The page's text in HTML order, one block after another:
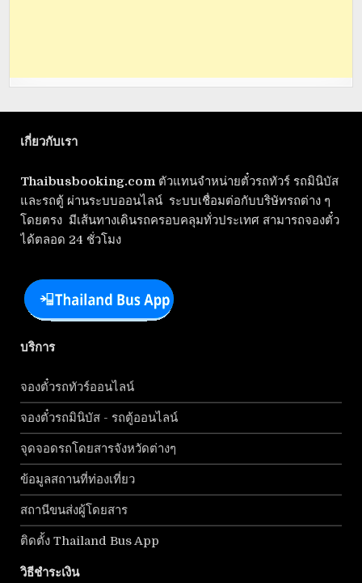
เกี่ยวกับเรา
Thaibusbooking.com ตัวแทนจำหน่ายตั๋วรถทัวร์ รถมินิบัส
และรถตู้ ผ่านระบบออนไลน์ ระบบเชื่อมต่อกับบริษัทรถต่าง ๆ
โดยตรง มีเส้นทางเดินรถครอบคลุมทั่วประเทศ สามารถจองตั๋ว
ได้ตลอด 24 ชั่วโมง
บริการ
จองตั๋วรถทัวร์ออนไลน์
จองตั๋วรถมินิบัส - รถตู้ออนไลน์
จุดจอดรถโดยสารจังหวัดต่างๆ
ข้อมูลสถานที่ท่องเที่ยว
สถานีขนส่งผู้โดยสาร
ติดตั้ง Thailand Bus App
วิธีชำระเงิน